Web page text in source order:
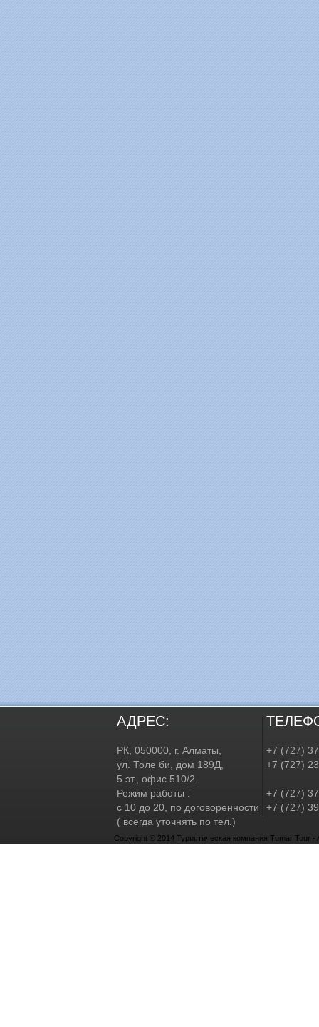
АДРЕС:
РК, 050000, г. Алматы,
ул. Толе би, дом 189Д,
5 эт., офис 510/2
Режим работы :
с 10 до 20, по договоренности
( всегда уточнять по тел.)
+7 (727)
+7 (727)
+7 (727)
+7 (727)
Copyright © 2014 Туристическая компания Tumar Tour -